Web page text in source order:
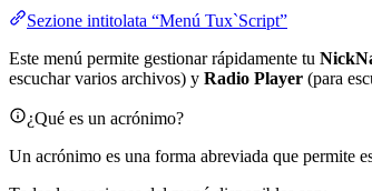
Sezione intitolata “Menú Tux`Script”
Este menú permite gestionar rápidamente tu
escuchar varios archivos) y Radio Player (para
¿Qué es un acrónimo?
Un acrónimo es una forma abreviada que permite